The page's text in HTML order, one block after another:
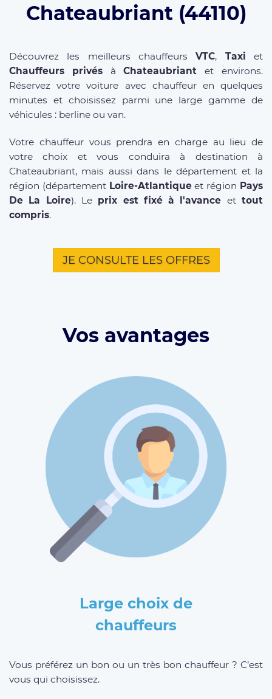
Chateaubriant (44110)
Découvrez les meilleurs chauffeursVTC, Taxi et
Chauffeurs privésàChateaubriant et environs.
Réservez votre voiture avec chauffeur en quelques
minutes et choisissez parmi une large gamme de
véhicules : berline ou van.
Votre chauffeur vous prendra en charge au lieu de
votre choix et vous conduira à destination à
Chateaubriant, mais aussi dans le département et la
région (département Loire-Atlantiqueet région Pays
De La Loire). Le prix est fixé à l'avance ettout
compris.
JE CONSULTE LES OFFRES
Vos avantages
Large choix de
chauffeurs
Vous préférez un bon ou un très bon chauffeur ? C’est
vous qui choisissez.